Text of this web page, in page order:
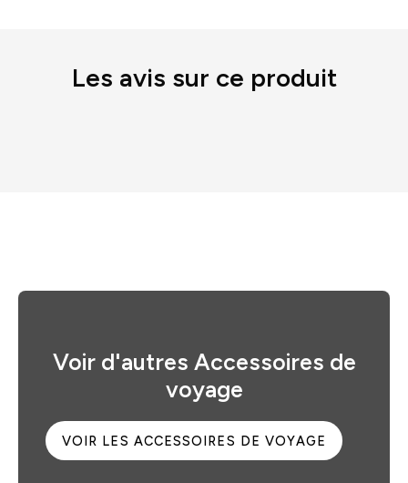
Les avis sur ce produit
Voir d'autres Accessoires de
voyage
VOIR LES ACCESSOIRES DE VOYAGE